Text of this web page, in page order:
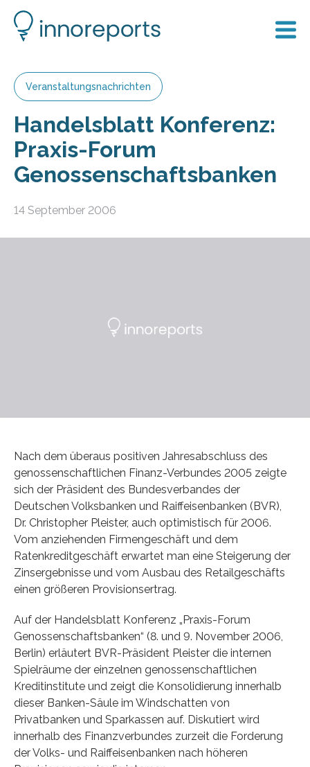
Veranstaltungsnachrichten
Handelsblatt Konferenz:
Praxis-Forum
Genossenschaftsbanken
14 September 2006
Nach dem überaus positiven Jahresabschluss des
genossenschaftlichen Finanz-Verbundes 2005 zeigte
sich der Präsident des Bundesverbandes der
Deutschen Volksbanken und Raiffeisenbanken (BVR),
Dr. Christopher Pleister, auch optimistisch für 2006.
Vom anziehenden Firmengeschäft und dem
Ratenkreditgeschäft erwartet man eine Steigerung der
Zinsergebnisse und vom Ausbau des Retailgeschäfts
einen größeren Provisionsertrag.
Auf der Handelsblatt Konferenz „Praxis-Forum
Genossenschaftsbanken“ (8. und 9. November 2006,
Berlin) erläutert BVR-Präsident Pleister die internen
Spielräume der einzelnen genossenschaftlichen
Kreditinstitute und zeigt die Konsolidierung innerhalb
dieser Banken-Säule im Windschatten von
Privatbanken und Sparkassen auf. Diskutiert wird
innerhalb des Finanzverbundes zurzeit die Forderung
der Volks- und Raiffeisenbanken nach höheren